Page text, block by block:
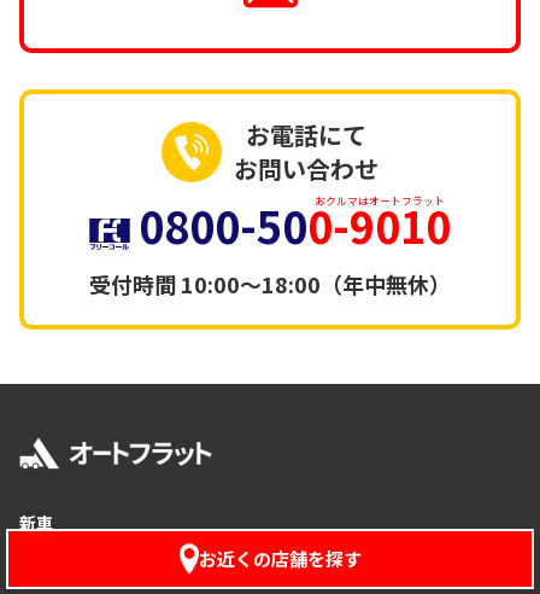
お電話にて
お問い合わせ
0800-500-9010
おクルマはオートフラット
受付時間10:00～18:00（年中無休）
新車
-オートフラットの特徴お近くの店舗を探す